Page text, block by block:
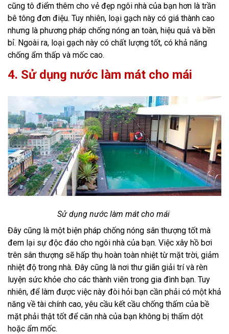
cũng tô điểm thêm cho vẻ đẹp ngôi nhà của bạn hơn là trần
bê tông đơn điệu. Tuy nhiên, loại gạch này có giá thành cao
nhưng là phương pháp chống nóng an toàn, hiệu quả và bền
bỉ. Ngoài ra, loại gạch này có chất lượng tốt, có khả năng
chống ẩm thấp và mốc cao.
4. Sử dụng nước làm mát cho mái
Sử dụng nước làm mát cho mái
Đây cũng là một biện pháp chống nóng sân thượng tốt mà
đem lại sự độc đáo cho ngôi nhà của bạn. Việc xây hồ bơi
trên sân thượng sẽ hấp thụ hoàn toàn nhiệt từ mặt trời, giảm
nhiệt độ trong nhà. Đây cũng là nơi thư giãn giải trí và rèn
luyện sức khỏe cho các thành viên trong gia đình bạn. Tuy
nhiên, để làm được việc này đòi hỏi bạn cần phải có một khả
năng về tài chính cao, yêu cầu kết cầu chống thấm của bề
mặt phải thật tốt để căn nhà của bạn không bị thấm dột
hoặc ẩm mốc.